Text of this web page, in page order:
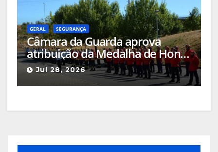
GERAL SEGURANÇA
Câmara da Guarda aprova
atribuição da Medalha de Honra
de Grau Ouro à Associação
Humanitária de Bombeiros
Voluntários da Guarda
Jul 28, 2026